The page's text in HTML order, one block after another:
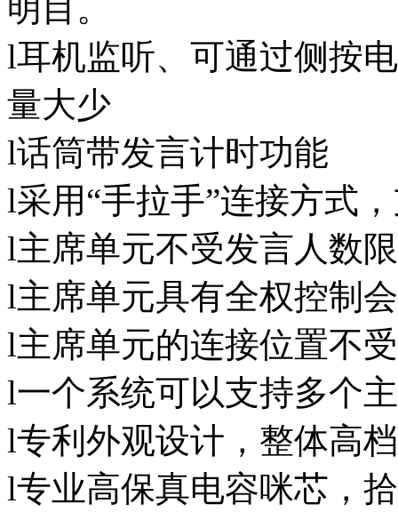
明目。
l耳机监听、可通过侧按
量大少
l话筒带发言计时功能
l采用“手拉手”连接方式
l主席单元不受发言人数
l主席单元具有全权控制
l主席单元的连接位置不
l一个系统可以支持多个
l专利外观设计，整体高
l专业高保真电容咪芯，